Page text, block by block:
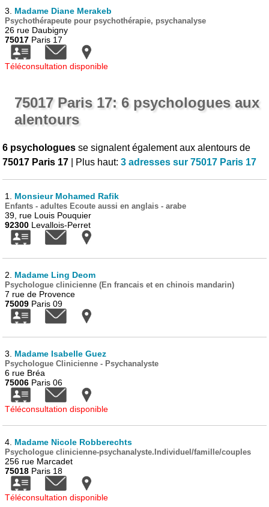
3. Madame Diane Merakeb
Psychothérapeute pour psychothérapie, psychanalyse
26 rue Daubigny
75017 Paris 17
Téléconsultation disponible
75017 Paris 17: 6 psychologues aux
alentours
6 psychologues se signalent également aux alentours de
75017 Paris 17 | Plus haut:3 adresses sur 75017 Paris 17
1. Monsieur Mohamed Rafik
Enfants - adultes Ecoute aussi en anglais - arabe
39, rue Louis Pouquier
92300 Levallois-Perret
2. Madame Ling Deom
Psychologue clinicienne (En francais et en chinois mandarin)
7 rue de Provence
75009 Paris 09
3. Madame Isabelle Guez
Psychologue Clinicienne - Psychanalyste
6 rue Bréa
75006 Paris 06
Téléconsultation disponible
4. Madame Nicole Robberechts
Psychologue clinicienne-psychanalyste.Individuel/famille/couples
256 rue Marcadet
75018 Paris 18
Téléconsultation disponible